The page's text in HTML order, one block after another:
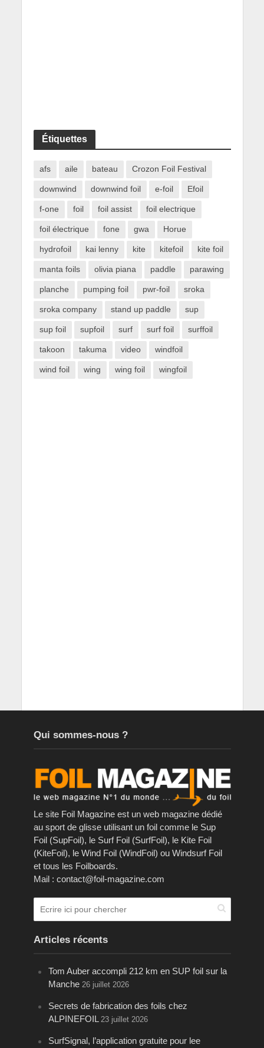
Étiquettes
afs aile bateau Crozon Foil Festival
downwind downwind foil e-foil Efoil
f-one foil foil assist foil electrique
foil électrique fone gwa Horue
hydrofoil kai lenny kite kitefoil kite foil
manta foils olivia piana paddle parawing
planche pumping foil pwr-foil sroka
sroka company stand up paddle sup
sup foil supfoil surf surf foil surffoil
takoon takuma video windfoil
wind foil wing wing foil wingfoil
Qui sommes-nous ?
Le site Foil Magazine est un web magazine dédié
au sport de glisse utilisant un foil comme le Sup
Foil (SupFoil), le Surf Foil (SurfFoil), le Kite Foil
(KiteFoil), le Wind Foil (WindFoil) ou Windsurf Foil
et tous les Foilboards.
Mail : contact@foil-magazine.com
Articles récents
Tom Auber accompli 212 km en SUP foil sur la
Manche 26 juillet 2026
Secrets de fabrication des foils chez
ALPINEFOIL 23 juillet 2026
SurfSignal, l’application gratuite pour lee